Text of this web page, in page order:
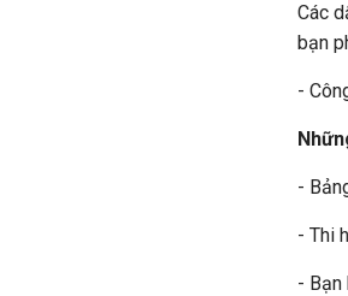
Các
bạn
-
-
- Thi
- Bạn